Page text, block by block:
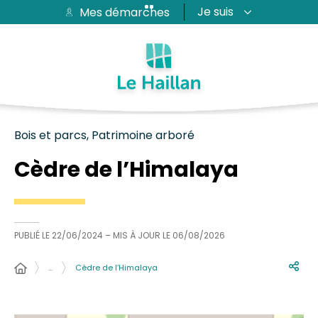
Aide et accessibilité
Passer au menu
Passer au contenuMes démarches Je suis
Bois et parcs, Patrimoine arboré
Cèdre de l’Himalaya
PUBLIÉ LE 22/06/2024 – MIS À JOUR LE 06/08/2026
… Cèdre de l’Himalaya